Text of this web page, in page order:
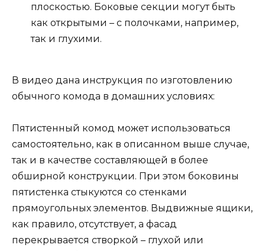
плоскостью. Боковые секции могут быть
как открытыми – с полочками, например,
так и глухими.
В видео дана инструкция по изготовлению
обычного комода в домашних условиях:
Пятистенный комод может использоваться
самостоятельно, как в описанном выше случае,
так и в качестве составляющей в более
обширной конструкции. При этом боковины
пятистенка стыкуются со стенками
прямоугольных элементов. Выдвижные ящики,
как правило, отсутствует, а фасад
перекрывается створкой – глухой или